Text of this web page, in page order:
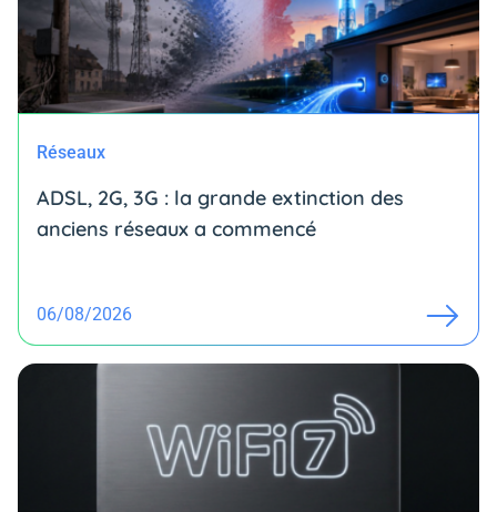
Réseaux
ADSL, 2G, 3G : la grande extinction des
anciens réseaux a commencé
06/08/2026